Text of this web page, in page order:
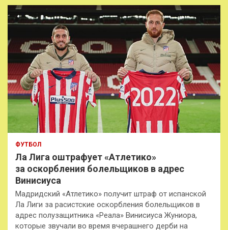
к
ФУТБОЛ
Ла Лига оштрафует «Атлетико»
за оскорбления болельщиков в адрес
Винисиуса
Мадридский «Атлетико» получит штраф от испанской
Ла Лиги за расистские оскорбления болельщиков в
адрес полузащитника «Реала» Винисиуса Жуниора,
которые звучали во время вчерашнего дерби на